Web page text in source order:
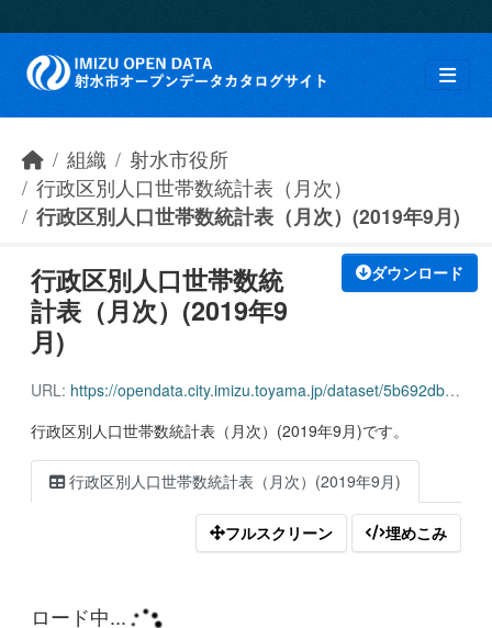
組織
射水市役所
行政区別人口世帯数統計表（月次）
行政区別人口世帯数統計表（月次）(2019年9月)
ダウンロード
行政区別人口世帯数統
計表（月次）(2019年9
月)
URL: https://opendata.city.imizu.toyama.jp/dataset/5b692db4-1303-451a-87ad-9f7969ac6142/resource/aeed9066-c52e-46c5-a565-a38facd306b8/download/162116_household_population_201909.csv
行政区別人口世帯数統計表（月次）(2019年9月)です。
行政区別人口世帯数統計表（月次）(2019年9月)
フルスクリーン 埋めこみ